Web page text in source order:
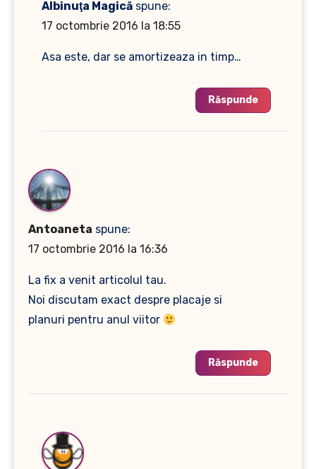
Albinuţa Magică spune:
17 octombrie 2016 la 18:55
Asa este, dar se amortizeaza in timp…
Răspunde
Antoaneta spune:
17 octombrie 2016 la 16:36
La fix a venit articolul tau.
Noi discutam exact despre placaje si
planuri pentru anul viitor
Răspunde